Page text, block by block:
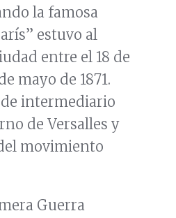
la famosa
estuvo al
entre el 18 de
mayo de 1871.
intermediario
de Versalles y
movimiento
Guerra